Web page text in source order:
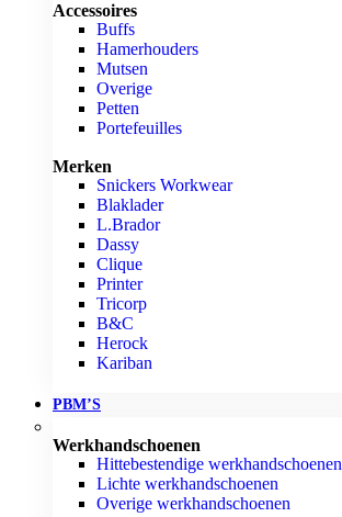
Accessoires
Buffs
Hamerhouders
Mutsen
Overige
Petten
Portefeuilles
Merken
Snickers Workwear
Blaklader
L.Brador
Dassy
Clique
Printer
Tricorp
B&C
Herock
Kariban
PBM’S
Werkhandschoenen
Hittebestendige werkhandschoenen
Lichte werkhandschoenen
Overige werkhandschoenen